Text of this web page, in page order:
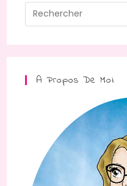
A Propos De Moi